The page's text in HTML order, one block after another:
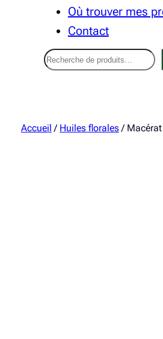
Où trouver mes
Contact
Recherche
Accueil / Huiles florales/ Macérat